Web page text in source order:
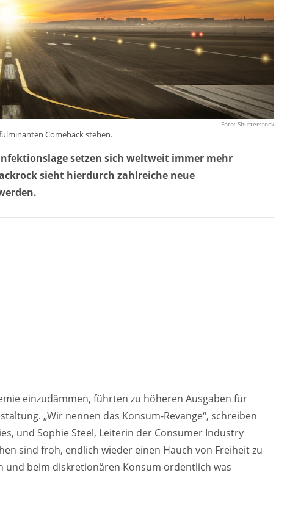
Foto: Shutterstock
Comeback stehen.
setzen sich weltweit immer mehr
sieht hierdurch zahlreiche neue
einzudämmen, führten zu höheren Ausgaben für
„Wir nennen das Konsum-Revange“, schreiben
und Sophie Steel, Leiterin der Consumer Industry
sind froh, endlich wieder einen Hauch von Freiheit zu
und beim diskretionären Konsum ordentlich was